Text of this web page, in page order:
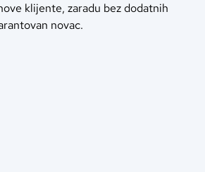
klijente, zaradu bez dodatnih
novac.